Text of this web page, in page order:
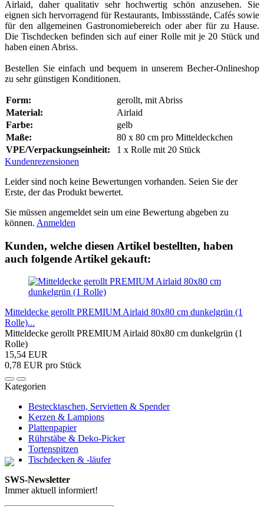
Airlaid, daher qualitativ sehr hochwertig schön anzusehen. Sie
eignen sich hervorragend für Restaurants, Imbissstände, Cafés sowie
für den allgemeinen Gastronomiebereich oder aber für zu Hause.
Die Tischdecken befinden sich auf einer Rolle mit je 20 Stück und
haben einen Abriss.
Bestellen Sie einfach und bequem in unserem Becher-Onlineshop
zu sehr günstigen Konditionen.
Form:
gerollt, mit Abriss
Material:
Airlaid
Farbe:
gelb
Maße:
80 x 80 cm pro Mitteldeckchen
VPE/Verpackungseinheit:
1 x Rolle mit 20 Stück
Kundenrezensionen
Leider sind noch keine Bewertungen vorhanden. Seien Sie der
Erste, der das Produkt bewertet.
Sie müssen angemeldet sein um eine Bewertung abgeben zu
können. Anmelden
Kunden, welche diesen Artikel bestellten, haben
auch folgende Artikel gekauft:
Mitteldecke gerollt PREMIUM Airlaid 80x80 cm dunkelgrün (1
Rolle)...
Mitteldecke gerollt PREMIUM Airlaid 80x80 cm dunkelgrün (1
Rolle)
15,54 EUR
0,78 EUR pro Stück
Kategorien
Bestecktaschen, Servietten & Spender
Kerzen & Lampions
Plattenpapier
Rührstäbe & Deko-Picker
Tortenspitzen
Tischdecken & -läufer
SWS-Newsletter
Immer aktuell informiert!